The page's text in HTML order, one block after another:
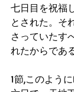
七日目を祝福
とされた。そ
さっていたす
れたからであ
1節,このよう